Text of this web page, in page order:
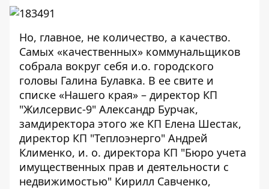
Но, главное, не количество, а качество.
Самых «качественных» коммунальщиков
собрала вокруг себя и.о. городского
головы Галина Булавка. В ее свите и
списке «Нашего края» – директор КП
"Жилсервис-9" Александр Бурчак,
замдиректора этого же КП Елена Шестак,
директор КП "Теплоэнерго" Андрей
Клименко, и. о. директора КП "Бюро учета
имущественных прав и деятельности с
недвижимостью" Кирилл Савченко,